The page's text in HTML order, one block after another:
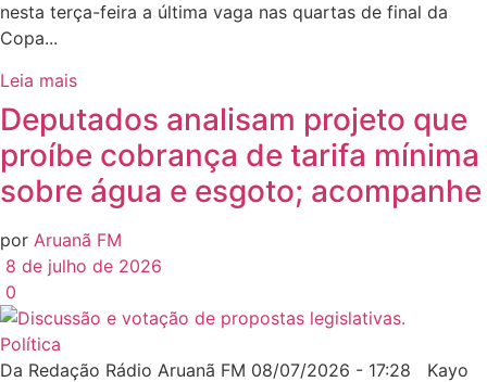
nesta terça-feira a última vaga nas quartas de final da
Copa...
Leia mais
Deputados analisam projeto que
proíbe cobrança de tarifa mínima
sobre água e esgoto; acompanhe
por Aruanã FM
8 de julho de 2026
0
Política
Da Redação Rádio Aruanã FM 08/07/2026 - 17:28 Kayo